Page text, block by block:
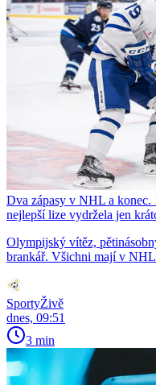
Dva zápasy v NHL a konec.
nejlepší lize vydržela jen
Olympijský vítěz,
brankář. Všichni mají v NHL
SportyŽivě
dnes, 09:51
3 min